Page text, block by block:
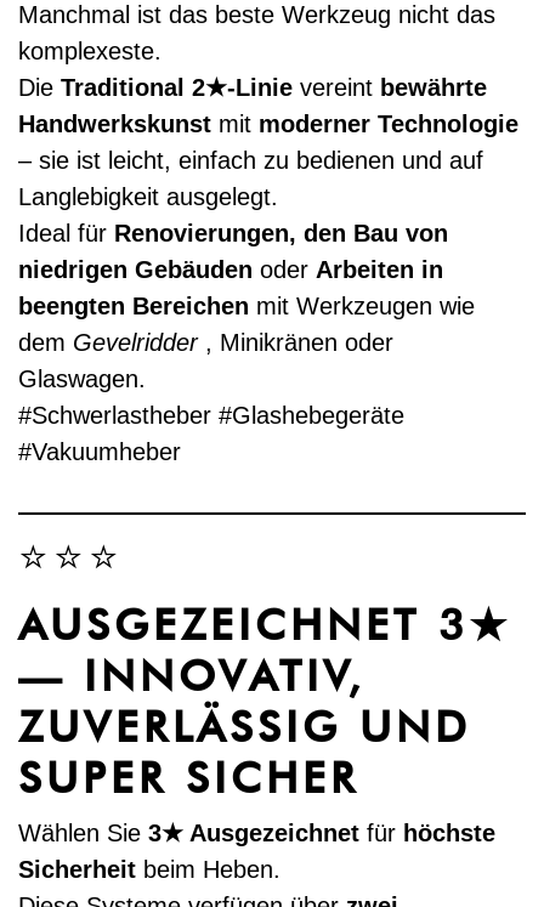
Manchmal ist das beste Werkzeug nicht das
komplexeste.
Die Traditional 2★-Linie vereint bewährte
Handwerkskunst mit moderner Technologie
– sie ist leicht, einfach zu bedienen und auf
Langlebigkeit ausgelegt.
Ideal für Renovierungen, den Bau von
niedrigen Gebäuden oder Arbeiten in
beengten Bereichen mit Werkzeugen wie
dem Gevelridder, Minikränen oder
Glaswagen.
#Schwerlastheber #Glashebegeräte
#Vakuumheber
⭐⭐⭐
AUSGEZEICHNET 3★
— INNOVATIV,
ZUVERLÄSSIG UND
SUPER SICHER
Wählen Sie 3★ Ausgezeichnet für höchste
Sicherheit beim Heben.